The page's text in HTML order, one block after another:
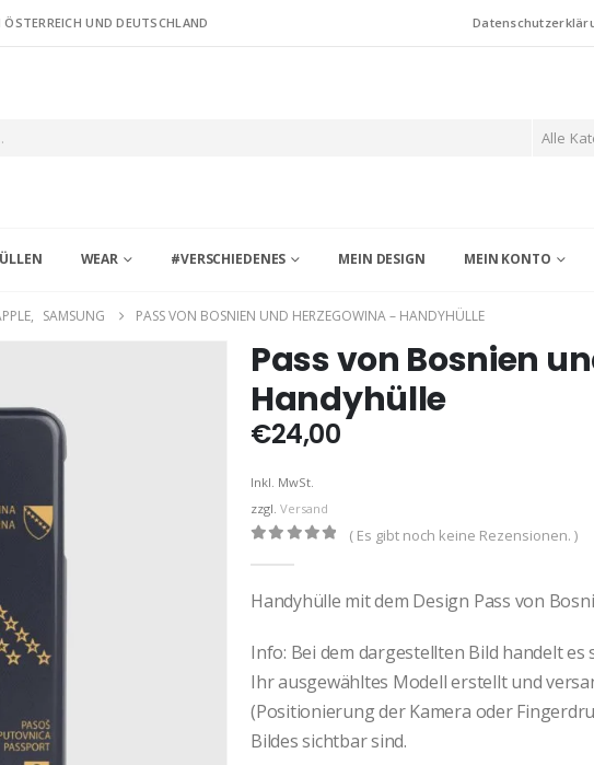
UND DEUTSCHLAND
Alle
WEAR #VERSCHIEDENES MEIN DESIGN MEIN KONTO
, SAMSUNG PASS VON BOSNIEN UND HERZEGOWINA – HANDYHÜLLE
Pass von Bosnien
Handyhülle
€24,00
Inkl. MwSt.
zzgl. Versand
( Es gibt noch keine Rezensionen. )
Handyhülle mit dem Design Pass von
Info: Bei dem dargestellten Bild handelt
Ihr ausgewähltes Modell erstellt und
(Positionierung der Kamera oder
Bildes sichtbar sind.